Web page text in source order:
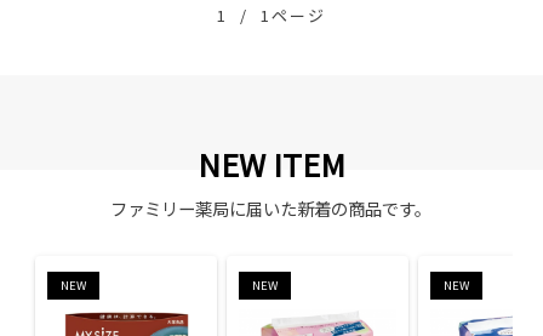
1 / 1ページ
NEW ITEM
ファミリー薬局に届いた新着の商品です。
NEW NEW NEW